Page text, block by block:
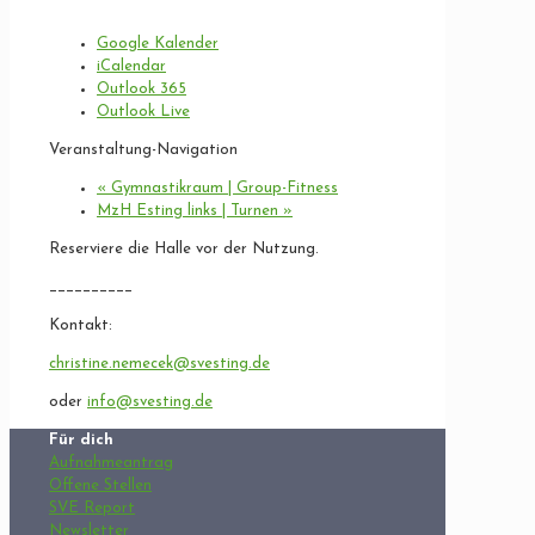
Google Kalender
iCalendar
Outlook 365
Outlook Live
Veranstaltung-Navigation
« Gymnastikraum | Group-Fitness
MzH Esting links | Turnen »
Reserviere die Halle vor der Nutzung.
__________
Kontakt:
christine.nemecek@svesting.de
oder info@svesting.de
Für dich
Aufnahmeantrag
Offene Stellen
SVE Report
Newsletter